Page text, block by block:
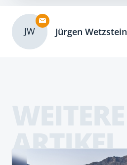
JW Jürgen Wetzstein
ARTIKEL